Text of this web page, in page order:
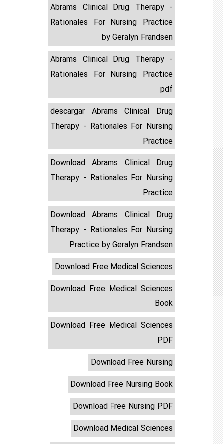
Abrams Clinical Drug Therapy -
Rationales For Nursing Practice
by Geralyn Frandsen
Abrams Clinical Drug Therapy -
Rationales For Nursing Practice
pdf
descargar Abrams Clinical Drug
Therapy - Rationales For Nursing
Practice
Download Abrams Clinical Drug
Therapy - Rationales For Nursing
Practice
Download Abrams Clinical Drug
Therapy - Rationales For Nursing
Practice by Geralyn Frandsen
Download Free Medical Sciences
Download Free Medical Sciences
Book
Download Free Medical Sciences
PDF
Download Free Nursing
Download Free Nursing Book
Download Free Nursing PDF
Download Medical Sciences